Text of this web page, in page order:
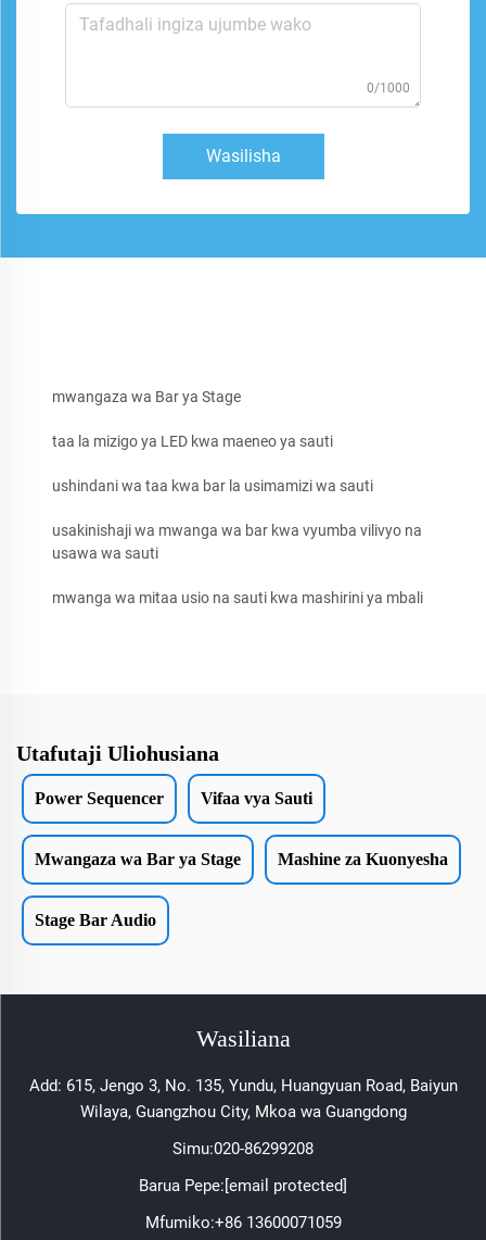
0/1000
Wasilisha
mwangaza wa Bar ya Stage
taa la mizigo ya LED kwa maeneo ya sauti
ushindani wa taa kwa bar la usimamizi wa sauti
usakinishaji wa mwanga wa bar kwa vyumba vilivyo na
usawa wa sauti
mwanga wa mitaa usio na sauti kwa mashirini ya mbali
Utafutaji Uliohusiana
Power Sequencer Vifaa vya Sauti
Mwangaza wa Bar ya Stage Mashine za Kuonyesha
Stage Bar Audio
Wasiliana
Add: 615, Jengo 3, No. 135, Yundu, Huangyuan Road, Baiyun
Wilaya, Guangzhou City, Mkoa wa Guangdong
Simu:020-86299208
Barua Pepe: [email protected]
Mfumiko:+86 13600071059